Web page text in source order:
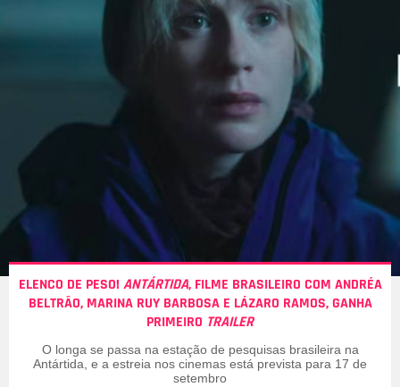
ELENCO DE PESO! ANTÁRTIDA, FILME BRASILEIRO COM ANDRÉA
BELTRÃO, MARINA RUY BARBOSA E LÁZARO RAMOS, GANHA
PRIMEIRO TRAILER
O longa se passa na estação de pesquisas brasileira na
Antártida, e a estreia nos cinemas está prevista para 17 de
setembro